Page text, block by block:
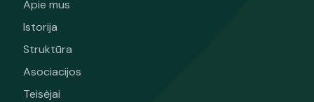
Apie mus
Istorija
Struktūra
Asociacijos
Teisėjai